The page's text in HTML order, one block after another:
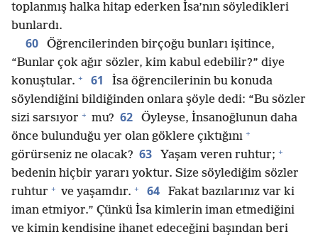
toplanmış halka hitap ederken İsa’nın söyledikleri
bunlardı.
60
Öğrencilerinden birçoğu bunları işitince,
“Bunlar çok ağır sözler, kim kabul edebilir?” diye
konuştular. + 61
İsa öğrencilerinin bu konuda
söylendiğini bildiğinden onlara şöyle dedi: “Bu sözler
sizi sarsıyor + mu? 62
Öyleyse, İnsanoğlunun daha
önce bulunduğu yer olan göklere çıktığını +
görürseniz ne olacak? 63 Yaşam veren ruhtur; +
bedenin hiçbir yararı yoktur. Size söylediğim sözler
ruhtur + ve yaşamdır. + 64
Fakat bazılarınız var ki
iman etmiyor.” Çünkü İsa kimlerin iman etmediğini
ve kimin kendisine ihanet edeceğini başından beri